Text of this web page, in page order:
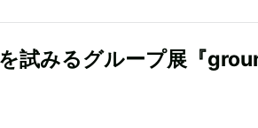
試みるグループ展『